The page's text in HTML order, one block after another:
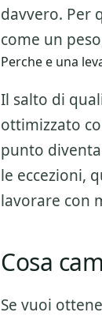
davvero. Per
come un
Perche e una
Il salto di
ottimizzato
punto
le eccezioni,
lavorare con
Cosa
Se vuoi